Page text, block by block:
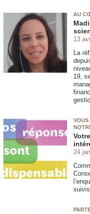
AU
13
La
19,
VOUS
24